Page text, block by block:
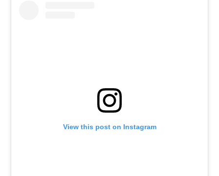
View this post on Instagram